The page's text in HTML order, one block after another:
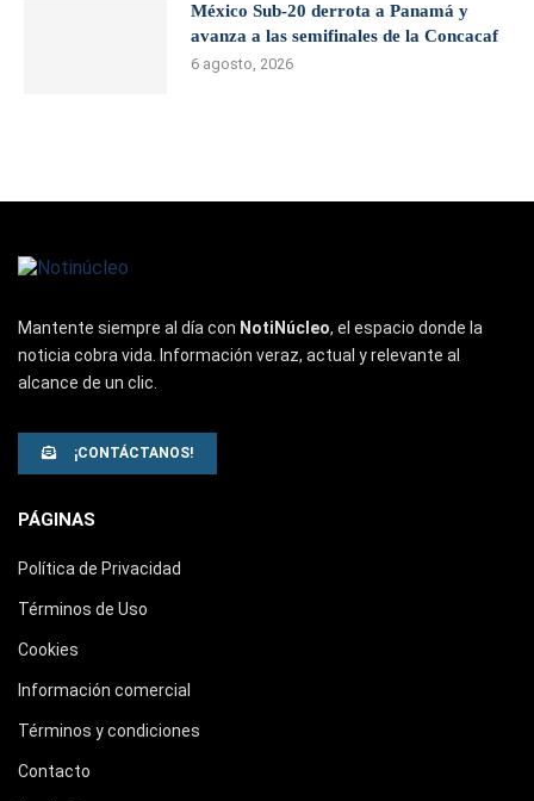
México Sub-20 derrota a Panamá y
avanza a las semifinales de la Concacaf
6 agosto, 2026
Mantente siempre al día con NotiNúcleo, el espacio donde la
noticia cobra vida. Información veraz, actual y relevante al
alcance de un clic.
¡CONTÁCTANOS!
PÁGINAS
Política de Privacidad
Términos de Uso
Cookies
Información comercial
Términos y condiciones
Contacto